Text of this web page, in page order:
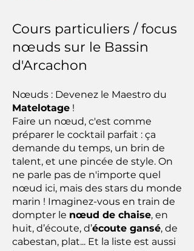
Cours particuliers / focus
nœuds sur le Bassin
d'Arcachon
Nœuds : Devenez le Maestro du
Matelotage !
Faire un nœud, c'est comme
préparer le cocktail parfait : ça
demande du temps, un brin de
talent, et une pincée de style. On
ne parle pas de n'importe quel
nœud ici, mais des stars du monde
marin ! Imaginez-vous en train de
dompter le nœud de chaise, en
huit, d’écoute, d’écoute gansé, de
cabestan, plat... Et la liste est aussi